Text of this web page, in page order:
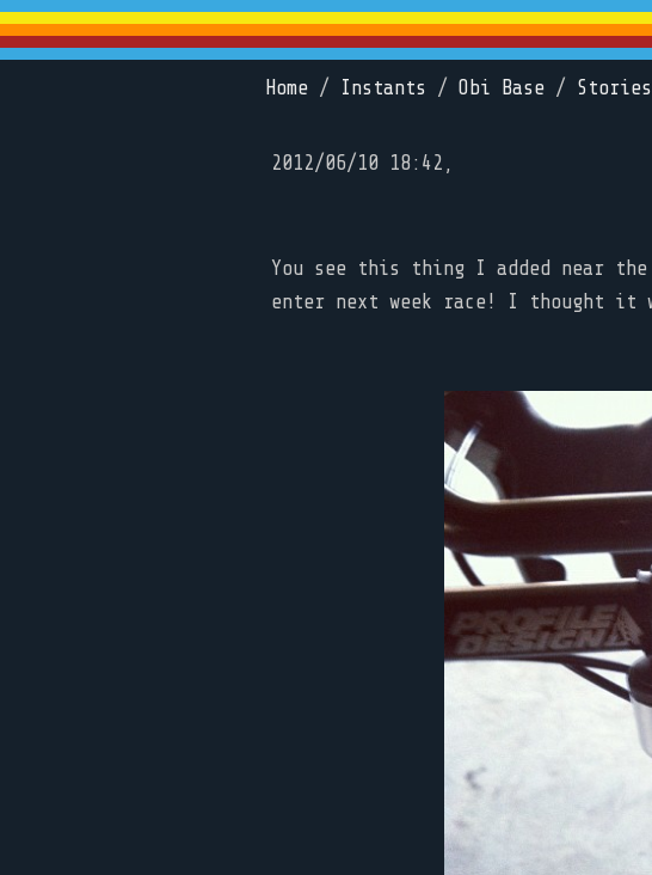
Home / Instants / Obi Base / Stories
2012/06/10 18:42,
You see this thing I added near
enter next week race! I thought